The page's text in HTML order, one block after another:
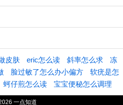
皮肤 eric怎么读 斜率怎么求
冻
脸过敏了怎么办小偏方
软疣是怎
蚵仔煎怎么读 宝宝便秘怎么调理
一点知道